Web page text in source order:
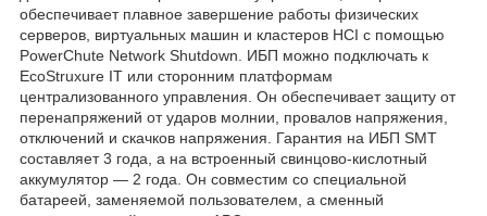
обеспечивает плавное завершение работы физических
серверов, виртуальных машин и кластеров HCI с помощью
PowerChute Network Shutdown. ИБП можно подключать к
EcoStruxure IT или сторонним платформам
централизованного управления. Он обеспечивает защиту от
перенапряжений от ударов молнии, провалов напряжения,
отключений и скачков напряжения. Гарантия на ИБП SMT
составляет 3 года, а на встроенный свинцово-кислотный
аккумулятор — 2 года. Он совместим со специальной
батареей, заменяемой пользователем, а сменный